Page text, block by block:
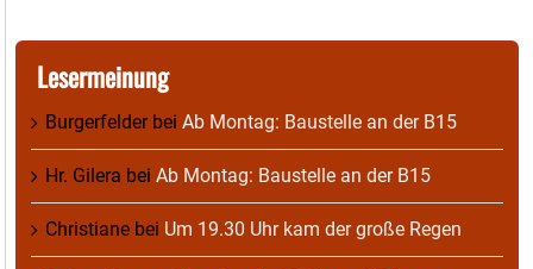
Lesermeinung
Burgerfelderbei Ab Montag: Baustelle an der B15
Hr. Gilera bei Ab Montag: Baustelle an der B15
Christiane bei Um 19.30 Uhr kam der große Regen